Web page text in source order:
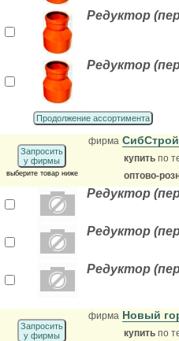
Редуктор
Редуктор
Продолжение ассортимента
Запросить
у фирмы
выберите товар ниже
фирма
купить по
оптово-
Редуктор
Редуктор
Редуктор
Запросить
у фирмы
фирма Новый
купить по